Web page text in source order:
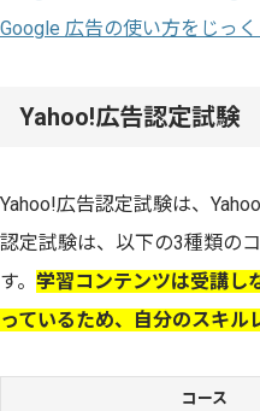
Google 広告の使い方をじっ
Yahoo!広告認定試験
Yahoo!広告認定試験は、
認定試験は、以下の3種類の
す。 学習コンテンツは受講し
っているため、自分のスキ
コース